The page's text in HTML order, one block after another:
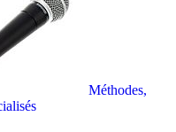
Méthodes,